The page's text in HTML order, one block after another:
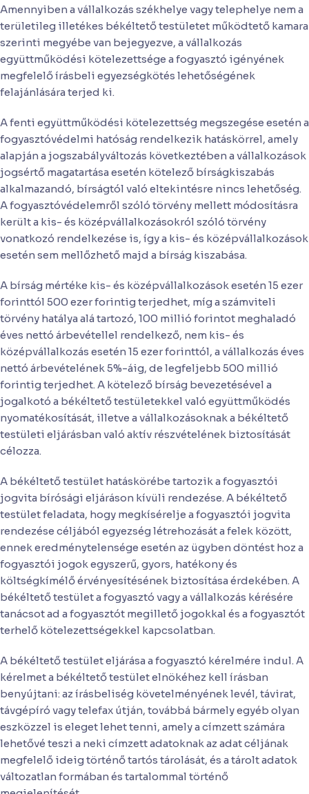
Amennyiben a vállalkozás székhelye vagy telephelye nem a
területileg illetékes békéltető testületet működtető kamara
szerinti megyébe van bejegyezve, a vállalkozás
együttműködési kötelezettsége a fogyasztó igényének
megfelelő írásbeli egyezségkötés lehetőségének
felajánlására terjed ki.
A fenti együttműködési kötelezettség megszegése esetén a
fogyasztóvédelmi hatóság rendelkezik hatáskörrel, amely
alapján a jogszabályváltozás következtében a vállalkozások
jogsértő magatartása esetén kötelező bírságkiszabás
alkalmazandó, bírságtól való eltekintésre nincs lehetőség.
A fogyasztóvédelemről szóló törvény mellett módosításra
került a kis- és középvállalkozásokról szóló törvény
vonatkozó rendelkezése is, így a kis- és középvállalkozások
esetén sem mellőzhető majd a bírság kiszabása.
A bírság mértéke kis- és középvállalkozások esetén 15 ezer
forinttól 500 ezer forintig terjedhet, míg a számviteli
törvény hatálya alá tartozó, 100 millió forintot meghaladó
éves nettó árbevétellel rendelkező, nem kis- és
középvállalkozás esetén 15 ezer forinttól, a vállalkozás éves
nettó árbevételének 5%-áig, de legfeljebb 500 millió
forintig terjedhet. A kötelező bírság bevezetésével a
jogalkotó a békéltető testületekkel való együttműködés
nyomatékosítását, illetve a vállalkozásoknak a békéltető
testületi eljárásban való aktív részvételének biztosítását
célozza.
A békéltető testület hatáskörébe tartozik a fogyasztói
jogvita bírósági eljáráson kívüli rendezése. A békéltető
testület feladata, hogy megkísérelje a fogyasztói jogvita
rendezése céljából egyezség létrehozását a felek között,
ennek eredménytelensége esetén az ügyben döntést hoz a
fogyasztói jogok egyszerű, gyors, hatékony és
költségkímélő érvényesítésének biztosítása érdekében. A
békéltető testület a fogyasztó vagy a vállalkozás kérésére
tanácsot ad a fogyasztót megillető jogokkal és a fogyasztót
terhelő kötelezettségekkel kapcsolatban.
A békéltető testület eljárása a fogyasztó kérelmére indul. A
kérelmet a békéltető testület elnökéhez kell írásban
benyújtani: az írásbeliség követelményének levél, távirat,
távgépíró vagy telefax útján, továbbá bármely egyéb olyan
eszközzel is eleget lehet tenni, amely a címzett számára
lehetővé teszi a neki címzett adatoknak az adat céljának
megfelelő ideig történő tartós tárolását, és a tárolt adatok
változatlan formában és tartalommal történő